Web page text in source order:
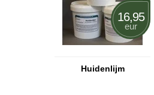
16,95
eur
Huidenlijm